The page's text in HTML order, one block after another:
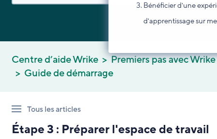
Bénéficier d'une
d'apprentissage sur
Centre d’aide Wrike
Premiers pas avec Wrike
Guide de démarrage
Tous les articles
Étape 3 : Préparer l'espace de travail